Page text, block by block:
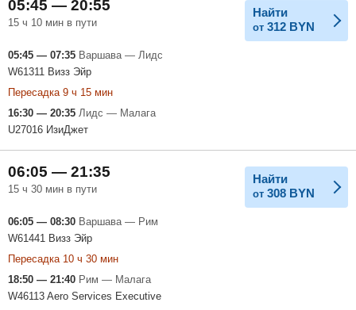
05:45 — 20:55
15 ч 10 мин в пути
Найти
от 312 BYN
05:45 — 07:35 Варшава — Лидс
W61311 Визз Эйр
Пересадка 9 ч 15 мин
16:30 — 20:35 Лидс — Малага
U27016 ИзиДжет
06:05 — 21:35
15 ч 30 мин в пути
Найти
от 308 BYN
06:05 — 08:30 Варшава — Рим
W61441 Визз Эйр
Пересадка 10 ч 30 мин
18:50 — 21:40 Рим — Малага
W46113 Aero Services Executive